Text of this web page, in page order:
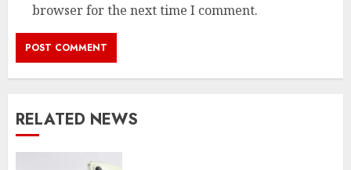
browser for the next time I comment.
RELATED NEWS